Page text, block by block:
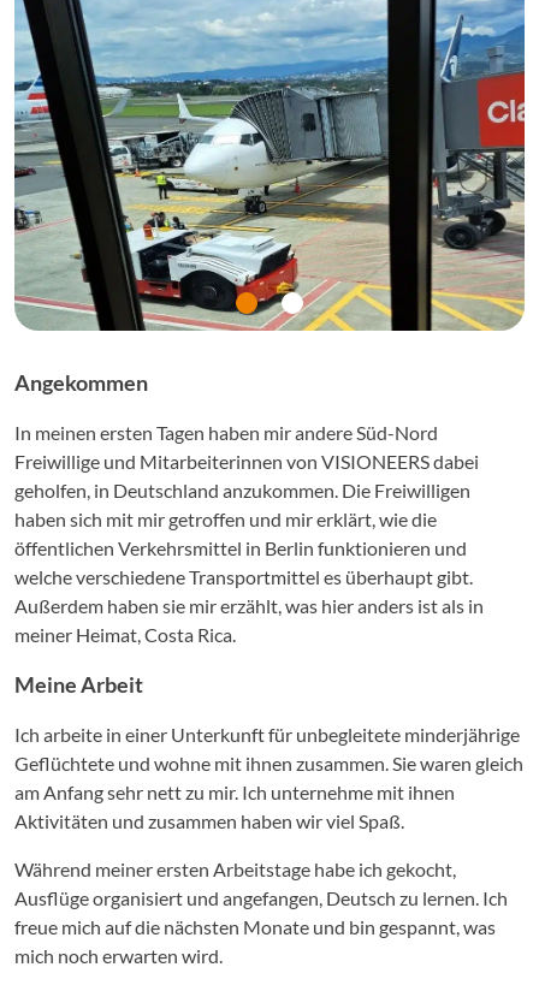
Angekommen
In meinen ersten Tagen haben mir andere Süd-Nord
Freiwillige und Mitarbeiterinnen von VISIONEERS dabei
geholfen, in Deutschland anzukommen. Die Freiwilligen
haben sich mit mir getroffen und mir erklärt, wie die
öffentlichen Verkehrsmittel in Berlin funktionieren und
welche verschiedene Transportmittel es überhaupt gibt.
Außerdem haben sie mir erzählt, was hier anders ist als in
meiner Heimat, Costa Rica.
Meine Arbeit
Ich arbeite in einer Unterkunft für unbegleitete minderjährige
Geflüchtete und wohne mit ihnen zusammen. Sie waren gleich
am Anfang sehr nett zu mir. Ich unternehme mit ihnen
Aktivitäten und zusammen haben wir viel Spaß.
Während meiner ersten Arbeitstage habe ich gekocht,
Ausflüge organisiert und angefangen, Deutsch zu lernen. Ich
freue mich auf die nächsten Monate und bin gespannt, was
mich noch erwarten wird.